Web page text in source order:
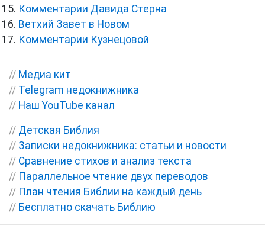
Комментарии Давида Стерна
Ветхий Завет в Новом
Комментарии Кузнецовой
// Медиа кит
// Telegram недокнижника
// Наш YouTube канал
// Детская Библия
// Записки недокнижника: статьи и новости
// Сравнение стихов и анализ текста
// Параллельное чтение двух переводов
// План чтения Библии на каждый день
// Бесплатно скачать Библию